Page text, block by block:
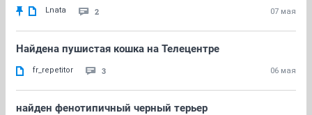
Lnata 2 07 мая
Найдена пушистая кошка на Телецентре
fr_repetitor 3 06 мая
найден фенотипичный черный терьер